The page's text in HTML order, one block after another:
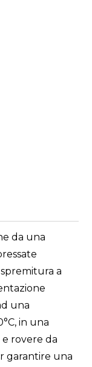
da una
a
una
in una
rovere da
garantire una